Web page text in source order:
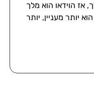
אז הוידאו הוא מלך
יותר מעניין, יותר